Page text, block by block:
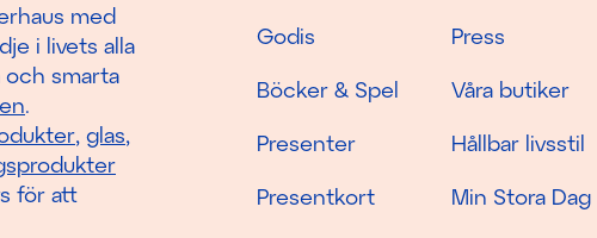
Godis
Böcker & Spel
Presenter
Presentkort
Press
Våra butiker
Hållbar livsstil
Min Stora Dag
med
i livets alla
och smarta
.
, glas,
för att